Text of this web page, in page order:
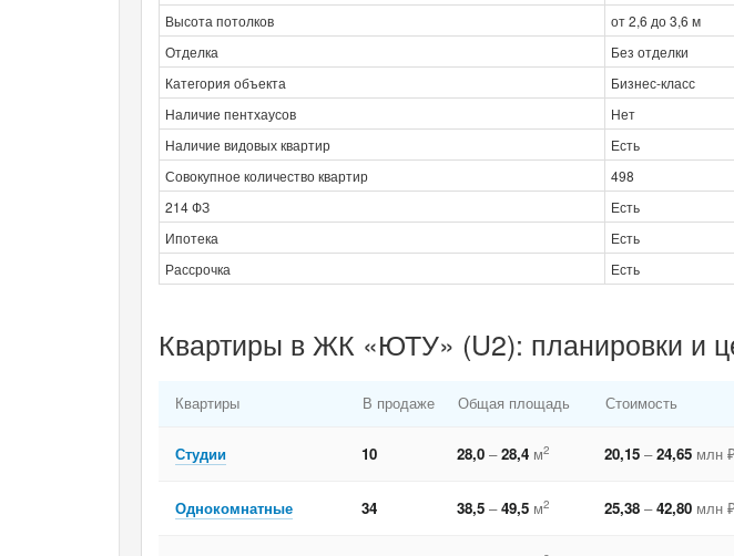
Высота потолков
от 2,6 до 3,6 м
Отделка
Без отделки
Категория объекта
Бизнес-класс
Наличие пентхаусов
Нет
Наличие видовых квартир
Есть
Совокупное количество квартир
498
214 ФЗ
Есть
Ипотека
Есть
Рассрочка
Есть
Квартиры в ЖК «ЮТУ» (U2): планировки и
Квартиры В продаже Общая площадь Стоимость
Студии 10 28,0 –28,4 м2 20,15 –24,65 млн ₽
Однокомнатные 34 38,5 –49,5 м2 25,38 –42,80 млн ₽